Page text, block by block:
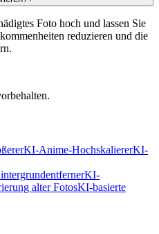
Foto hoch und lassen Sie
reduzieren und die
KI-Anime-HochskaliererKI-
KI-
alter FotosKI-basierte